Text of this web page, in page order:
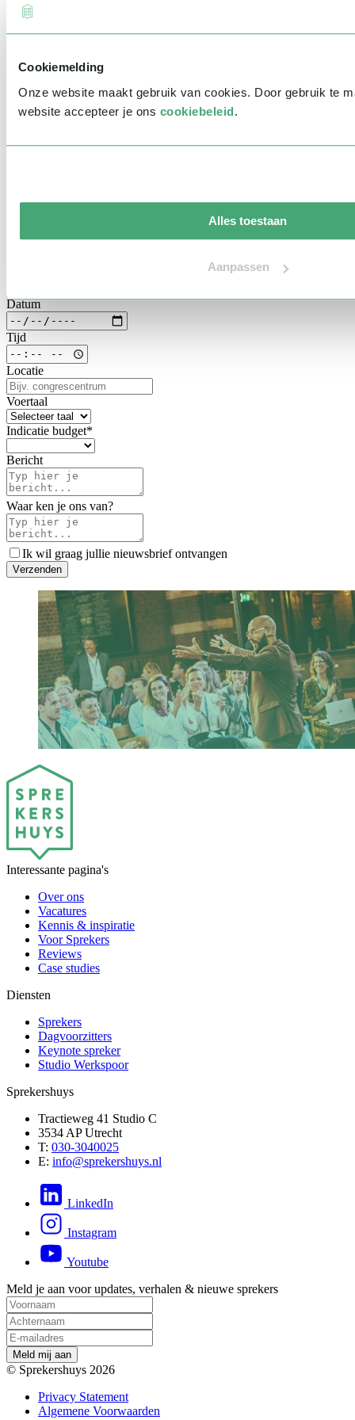
Cookiemelding
Onze website maakt gebruik van cookies. Door gebruik te
website accepteer je ons cookiebeleid.
Alles toestaan
Aanpassen
Sport
Toekomst van werk
Trendwatchers
WK & EK Voetbal
Heb je vragen of wil je liever direct iemand spreken? Neem gerust
contact met ons op viainfo@sprekershuys.nlof bel ons op030 304
(Meerdere) sprekers aanvragen
Selecteer spreker(s)
Datum
Tijd
Locatie
Voertaal
Indicatie budget*
Bericht
Waar ken je ons van?
Ik wil graag jullie nieuwsbrief ontvangen
Verzenden
Interessante pagina's
Over ons
Vacatures
Kennis & inspiratie
Voor Sprekers
Reviews
Case studies
Diensten
Sprekers
Dagvoorzitters
Keynote spreker
Studio Werkspoor
Sprekershuys
Tractieweg 41 Studio C
3534 AP Utrecht
T: 030-3040025
E: info@sprekershuys.nl
LinkedIn
Instagram
Youtube
Meld je aan voor updates, verhalen & nieuwe sprekers
Me d mij aan
© Sprekershuys 2026
Privacy Statement
Algemene Voorwaarden